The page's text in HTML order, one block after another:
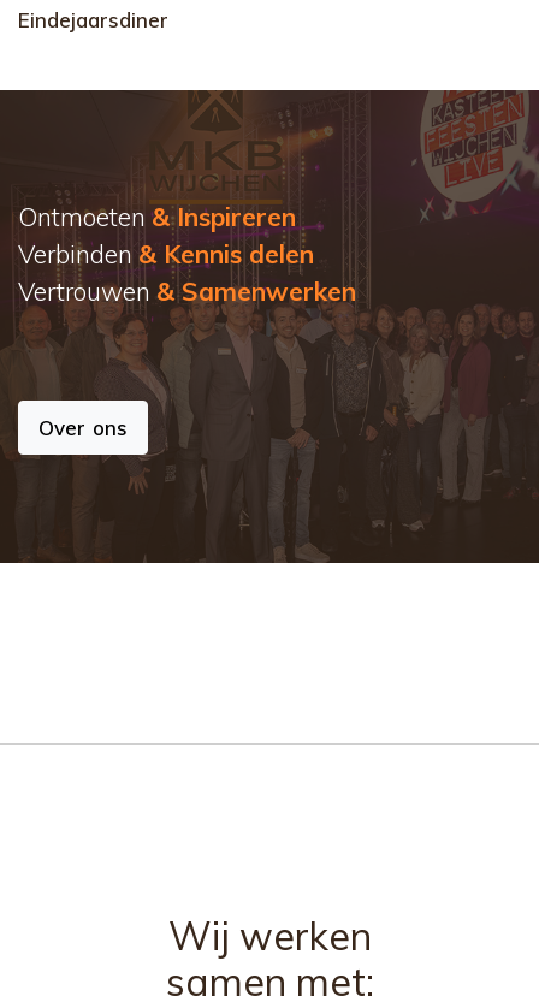
Eindejaarsdiner
Ontmoeten & Inspireren
Verbinden & Kennis delen
Vertrouwen & Samenwerken
Over ons
Wij werken
samen met: